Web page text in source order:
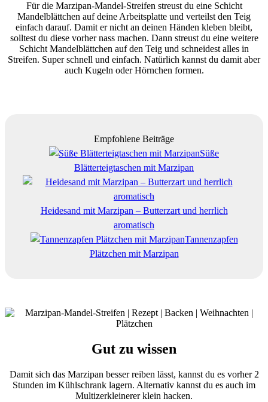
Für die Marzipan-Mandel-Streifen streust du eine Schicht
Mandelblättchen auf deine Arbeitsplatte und verteilst den Teig
einfach darauf. Damit er nicht an deinen Händen kleben bleibt,
solltest du diese vorher nass machen. Dann streust du eine weitere
Schicht Mandelblättchen auf den Teig und schneidest alles in
Streifen. Super schnell und einfach. Natürlich kannst du damit aber
auch Kugeln oder Hörnchen formen.
Empfohlene Beiträge
Süße
Blätterteigtaschen mit Marzipan
Heidesand mit Marzipan – Butterzart und herrlich
aromatisch
Tannenzapfen
Plätzchen mit Marzipan
Gut zu wissen
Damit sich das Marzipan besser reiben lässt, kannst du es vorher 2
Stunden im Kühlschrank lagern. Alternativ kannst du es auch im
Multizerkleinerer klein hacken.